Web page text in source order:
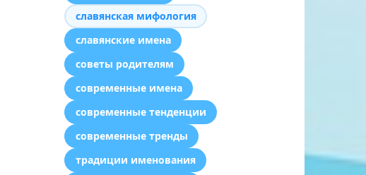
славянская мифология
славянские имена
советы родителям
современные имена
современные тенденции
современные тренды
традиции именования